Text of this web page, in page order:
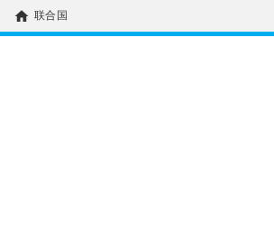
home 联合国